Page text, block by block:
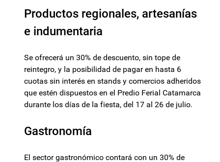
Productos regionales, artesanías
e indumentaria
Se ofrecerá un 30% de descuento, sin tope de
reintegro, y la posibilidad de pagar en hasta 6
cuotas sin interés en stands y comercios adheridos
que estén dispuestos en el Predio Ferial Catamarca
durante los días de la fiesta, del 17 al 26 de julio.
Gastronomía
El sector gastronómico contará con un 30% de